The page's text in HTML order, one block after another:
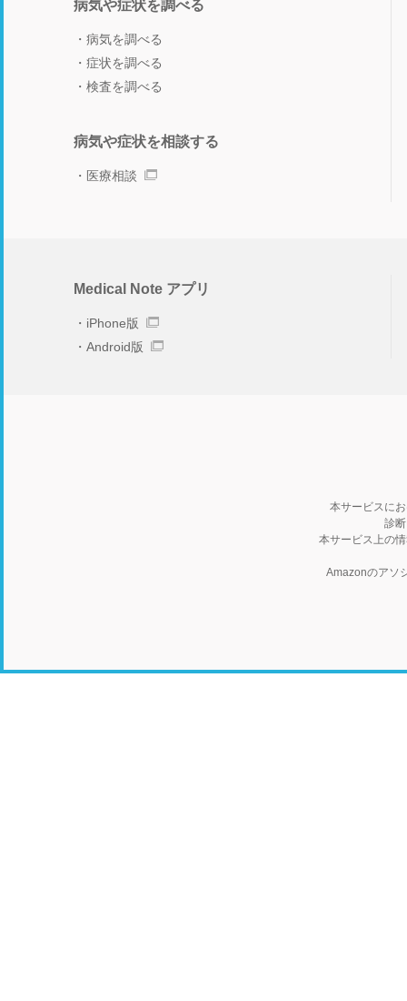
病気や症状を調べる
病気を調べる
症状を調べる
検査を調べる
病気や症状を相談する
医療相談
Medical Note アプリ
iPhone版
Android版
本サービスに
診
本サービス上の
Amazonのアソ